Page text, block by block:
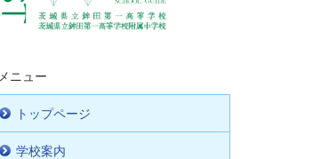
メニュー
トップページ
学校案内